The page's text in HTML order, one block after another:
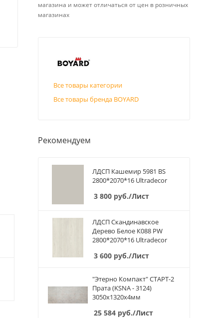
магазина и может отличаться от цен в розничных
магазинах
Все товары категории
Все товары бренда BOYARD
Рекомендуем
ЛДСП Кашемир 5981 BS
2800*2070*16 Ultradecor
3 800 руб./Лист
ЛДСП Скандинавское
Дерево Белое К088 PW
2800*2070*16 Ultradecor
3 600 руб./Лист
"Этерно Компакт" СТАРТ-2
Прата (KSNA - 3124)
3050х1320х4мм
25 584 руб./Лист